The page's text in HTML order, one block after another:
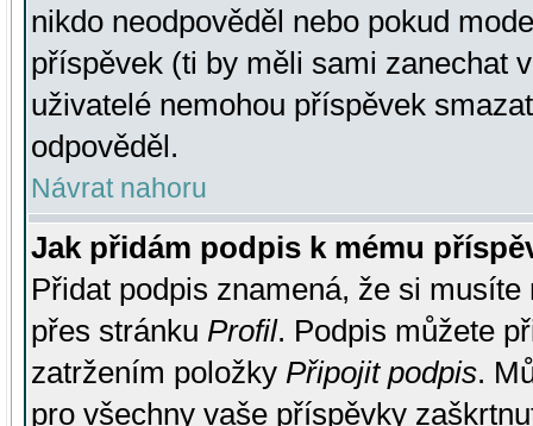
nikdo neodpověděl nebo pokud
příspěvek (ti by měli sami zanechat
uživatelé nemohou příspěvek
odpověděl.
Návrat nahoru
Jak přidám podpis k mému
Přidat podpis znamená, že si
přes stránku Profil. Podpis můžete
zatržením položky Připojit podpis.
pro všechny vaše příspěvky